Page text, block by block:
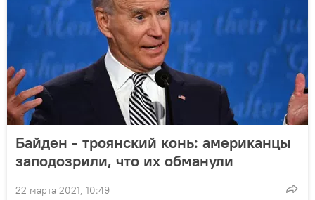
Байден - троянский конь: американцы
заподозрили, что их обманули
22 марта 2021, 10:49